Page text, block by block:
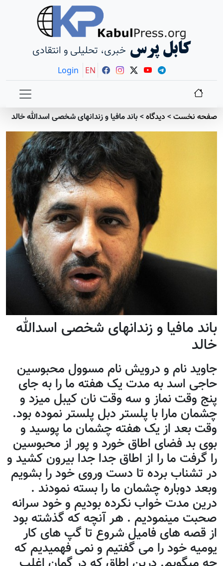
کابل پرس خبری، تحلیلی و انتقادی
Login EN
صفحه نخست> دیدگاه>باند مافیا و زندانهای شخصی اسدالله خالد
باند مافیا و زندانهای شخصی اسدالله
خالد
جاوید نام و درویش نام مسوول محبوسین
حاجی اسد به مدت یک هفته ما را به جای
پنج وقت نماز و سه وقت نان کیبل میزد و
چشمان مارا با پلستر دبل پلستر نموده بود.
وقت بعد از یک هفته چشمان ما پوسید و
بوی بد فضای اطاق خورد و پور از محبوسین
را گرفت ما را از اطاق جدا جدا بیرون کشید و
در تشناب برده تا دست وروی خود را بشویم
وبعد دوباره چشمان ما را بسته نمودند .
درین مدت خواب نکرده بودیم و خود سرانه
صحبت مینمودیم . هر آنچه که گذشته بود
از قصه های فامیل شروع تا گپ های کار
یومیه خود را می گفتیم و نمی فهمیدیم که